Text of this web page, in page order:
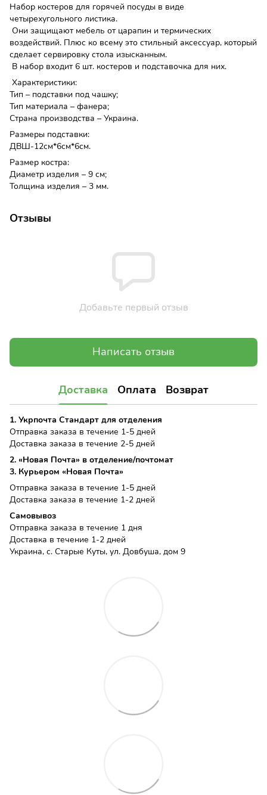
Набор костеров для горячей посуды в виде
четырехугольного листика.
Они защищают мебель от царапин и термических
воздействий. Плюс ко всему это стильный аксессуар, который
сделает сервировку стола изысканным.
В набор входит 6 шт. костеров и подставочка для них.
Характеристики:
Тип – подставки под чашку;
Тип материала – фанера;
Страна производства – Украина.
Размеры подставки:
ДВШ-12см*6см*6см.
Размер костра:
Диаметр изделия – 9 см;
Толщина изделия – 3 мм.
Отзывы
Добавьте первый отзыв
Написать отзыв
Доставка Оплата Возврат
1. Укрпочта Стандарт для отделения
Отправка заказа в течение 1-5 дней
Доставка заказа в течение 2-5 дней
2. «Новая Почта» в отделение/почтомат
3. Курьером «Новая Почта»
Отправка заказа в течение 1-5 дней
Доставка заказа в течение 1-2 дней
Самовывоз
Отправка заказа в течение 1 дня
Доставка в течение 1-2 дней
Украина, с. Старые Куты, ул. Довбуша, дом 9